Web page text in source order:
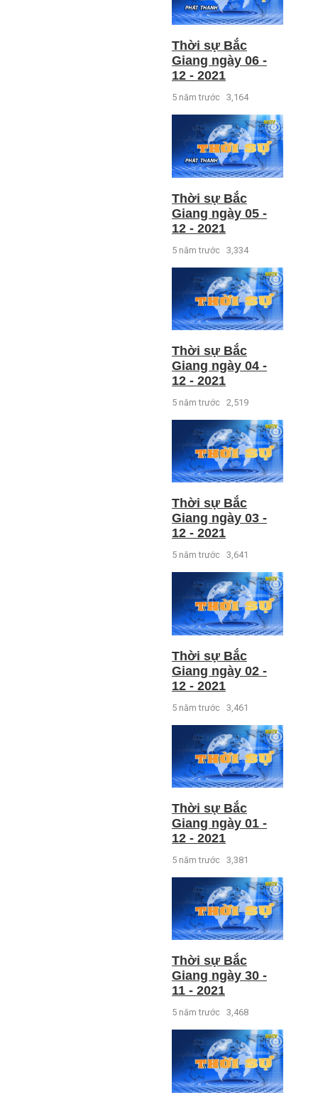
Thời sự Bắc
Giang ngày 06 -
12 - 2021
5 năm trước 3,164
Thời sự Bắc
Giang ngày 05 -
12 - 2021
5 năm trước 3,334
Thời sự Bắc
Giang ngày 04 -
12 - 2021
5 năm trước 2,519
Thời sự Bắc
Giang ngày 03 -
12 - 2021
5 năm trước 3,641
Thời sự Bắc
Giang ngày 02 -
12 - 2021
5 năm trước 3,461
Thời sự Bắc
Giang ngày 01 -
12 - 2021
5 năm trước 3,381
Thời sự Bắc
Giang ngày 30 -
11 - 2021
5 năm trước 3,468